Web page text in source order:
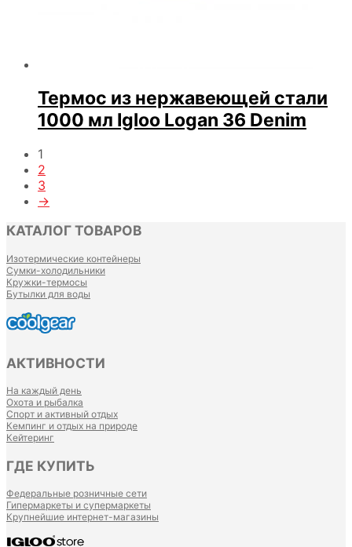
Термос из нержавеющей стали
1000 мл Igloo Logan 36 Denim
1
2
3
→
КАТАЛОГ ТОВАРОВ
Изотермические контейнеры
Сумки-холодильники
Кружки-термосы
Бутылки для воды
АКТИВНОСТИ
На каждый день
Охота и рыбалка
Спорт и активный отдых
Кемпинг и отдых на природе
Кейтеринг
ГДЕ КУПИТЬ
Федеральные розничные сети
Гипермаркеты и супермаркеты
Крупнейшие интернет-магазины